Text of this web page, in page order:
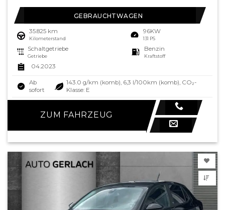
GEBRAUCHTWAGEN
35.825 km
Kilometerstand
96KW
131 PS
Schaltgetriebe
Getriebe
Benzin
Kraftstoff
04.2023
Ab
sofort
143.0 g/km (komb), 6,3 l/100km (komb), CO₂-
Klasse: E
ZUM FAHRZEUG